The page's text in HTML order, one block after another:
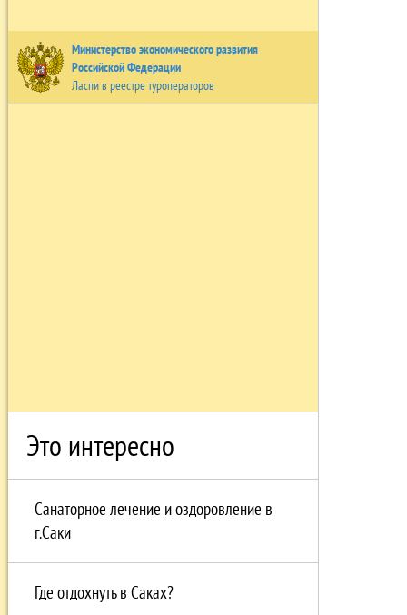
Министерство экономического развития
Российской Федерации
Ласпи в реестре туроператоров
Это интересно
Санаторное лечение и оздоровление в
г.Саки
Где отдохнуть в Саках?